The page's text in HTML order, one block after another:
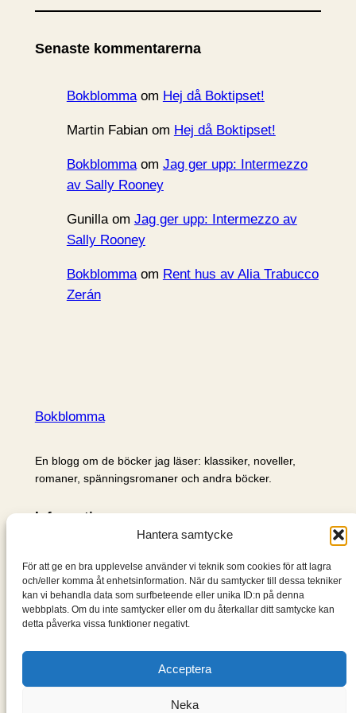
Hantera samtycke
För att ge en bra upplevelse använder vi teknik som cookies för att lagra
och/eller komma åt enhetsinformation. När du samtycker till dessa tekniker
kan vi behandla data som surfbeteende eller unika ID:n på denna
webbplats. Om du inte samtycker eller om du återkallar ditt samtycke kan
detta påverka vissa funktioner negativt.
Acceptera
Neka
k
v
Senaste kommentarerna
Bokblommaom Hej då Boktipset!
Martin Fabianom Hej då Boktipset!
Bokblommaom Jag ger upp: Intermezzo
av Sally Rooney
Gunillaom Jag ger upp: Intermezzo av
Sally Rooney
Bokblommaom Rent hus av Alia Trabucco
Zerán
Bokblomma
En blogg om de böcker jag läser: klassiker, noveller,
romaner, spänningsromaner och andra böcker.
Information
Om mig & om bloggen
S
ö
k